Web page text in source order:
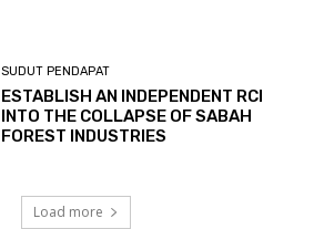
SUDUT PENDAPAT
ESTABLISH AN INDEPENDENT RCI
INTO THE COLLAPSE OF SABAH
FOREST INDUSTRIES
Load more